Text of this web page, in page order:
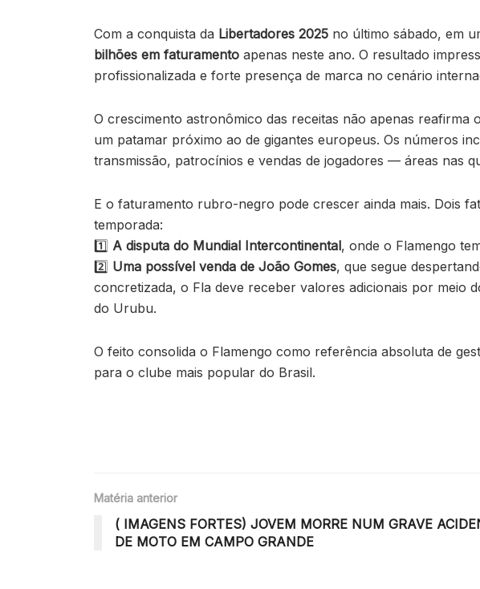
Com a conquista da Libertadores 2025 no último sábado, em
bilhões em faturamento apenas neste ano. O resultado
profissionalizada e forte presença de marca no cenário
O crescimento astronômico das receitas não apenas
um patamar próximo ao de gigantes europeus. Os números
transmissão, patrocínios e vendas de jogadores — áreas nas
E o faturamento rubro-negro pode crescer ainda mais. Dois
temporada:
1️⃣ A disputa do Mundial Intercontinental, onde o Flamengo
2️⃣ Uma possível venda de João Gomes, que segue
concretizada, o Fla deve receber valores adicionais por meio
do Urubu.
O feito consolida o Flamengo como referência absoluta de
para o clube mais popular do Brasil.
Matéria anterior
( IMAGENS FORTES) JOVEM MORRE NUM GRAVE
DE MOTO EM CAMPO GRANDE